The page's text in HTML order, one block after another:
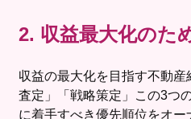
2. 収益最大化のた
収益の最大化を目指す不動
査定」「戦略策定」この3つ
に着手すべき優先順位をオー